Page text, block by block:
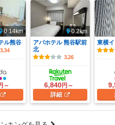
0.14km
ル熊谷
3.34
～
0.2km
アパホテル 熊谷駅前
北
3.26
6,840円～
詳細
東横